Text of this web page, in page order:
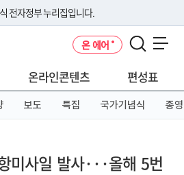
전자정부 누리집입니다.
도메인 주소를 사용하고 있다면 아래 URL에
요
온 에어
온라인콘텐츠 편성표
보도 특집 국가기념식 종영
미사일 발사···올해 5번